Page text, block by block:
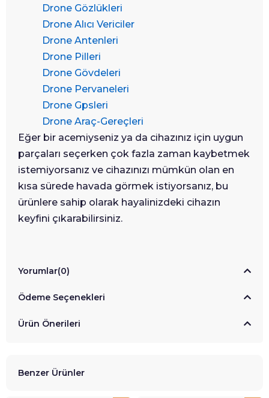
Drone Gözlükleri
Drone Alıcı Vericiler
Drone Antenleri
Drone Pilleri
Drone Gövdeleri
Drone Pervaneleri
Drone Gpsleri
Drone Araç-Gereçleri
Eğer bir acemiyseniz ya da cihazınız için uygun
parçaları seçerken çok fazla zaman kaybetmek
istemiyorsanız ve cihazınızı mümkün olan en
kısa sürede havada görmek istiyorsanız, bu
ürünlere sahip olarak hayalinizdeki cihazın
keyfini çıkarabilirsiniz.
Yorumlar(0)
Ödeme Seçenekleri
Ürün Önerileri
Benzer Ürünler